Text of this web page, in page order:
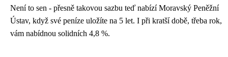
Není to sen - přesně takovou sazbu teď nabízí Moravský Peněžní
Ústav, když své peníze uložíte na 5 let. I při kratší době, třeba rok,
vám nabídnou solidních 4,8 %.